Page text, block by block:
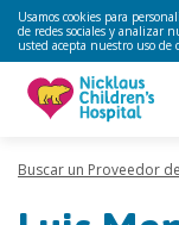
Usamos cookies para
de redes sociales y analizar
usted acepta nuestro uso de
Buscar un Proveedor